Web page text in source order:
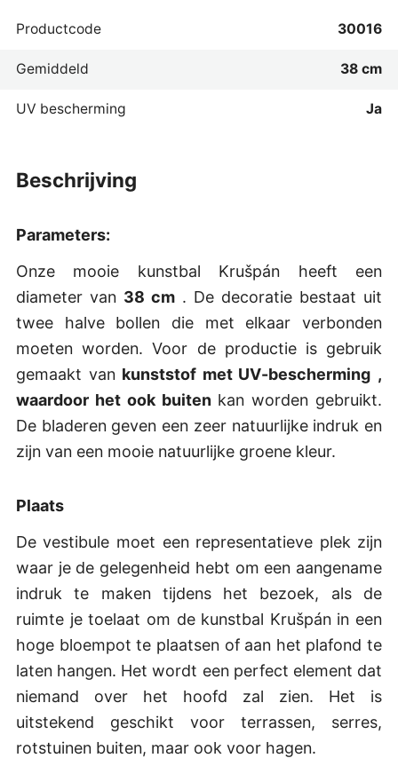
beschrijving
Parameters:
Onze mooie kunstbal Krušpán heeft een
diameter van 38 cm. De decoratie bestaat uit
twee halve bollen die met elkaar verbonden
moeten worden. Voor de productie is gebruik
gemaakt van kunststof met UV-bescherming ,
waardoor het ook buiten kan worden gebruikt.
De bladeren geven een zeer natuurlijke indruk en
zijn van een mooie natuurlijke groene kleur.
Plaats
De vestibule moet een representatieve plek zijn
waar je de gelegenheid hebt om een aangename
indruk te maken tijdens het bezoek, als de
ruimte je toelaat om de kunstbal Krušpán in een
hoge bloempot te plaatsen of aan het plafond te
laten hangen. Het wordt een perfect element dat
niemand over het hoofd zal zien. Het is
uitstekend geschikt voor terrassen, serres,
rotstuinen buiten, maar ook voor hagen.
Productcode 30016
Gemiddeld 38 cm
UV bescherming Ja